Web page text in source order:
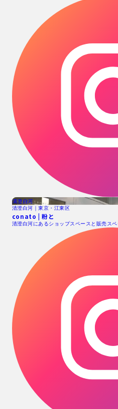
清澄白河
清澄白河｜東京・江東区
conato | 粉と
清澄白河にあるショップスペースと販売ス